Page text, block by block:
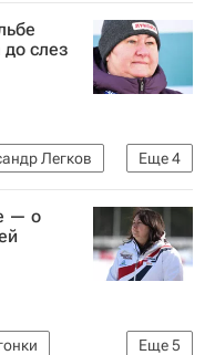
до слез
Еще4
Легков
(WADA)
— о
Еще5